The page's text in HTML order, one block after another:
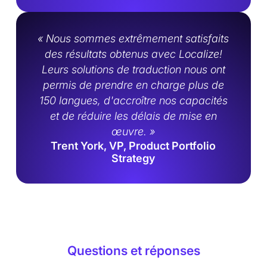
« Nous sommes extrêmement satisfaits
des résultats obtenus avec Localize!
Leurs solutions de traduction nous ont
permis de prendre en charge plus de
150 langues, d'accroître nos capacités
et de réduire les délais de mise en
œuvre. »
Trent York, VP, Product Portfolio
Strategy
Questions et réponses